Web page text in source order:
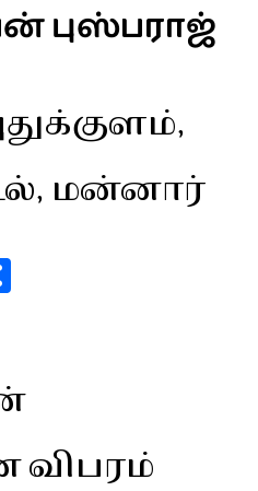
புஸ்பராஜ்
மன்னார்
விபரம்